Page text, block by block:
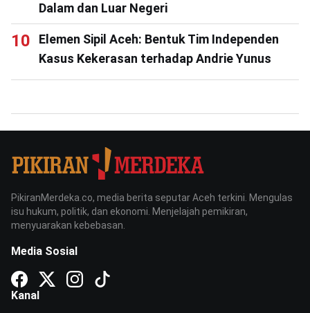
Dalam dan Luar Negeri
Elemen Sipil Aceh: Bentuk Tim Independen
Kasus Kekerasan terhadap Andrie Yunus
PikiranMerdeka.co, media berita seputar Aceh terkini. Mengulas
isu hukum, politik, dan ekonomi. Menjelajah pemikiran,
menyuarakan kebebasan.
Media Sosial
Kanal